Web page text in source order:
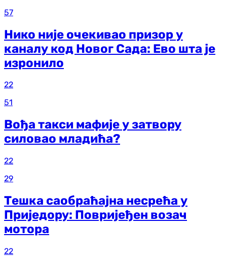
57
Нико није очекивао призор у
каналу код Новог Сада: Ево шта је
изронило
22
51
Вођа такси мафије у затвору
силовао младића?
22
29
Тешка саобраћајна несрећа у
Приједору: Повријеђен возач
мотора
22